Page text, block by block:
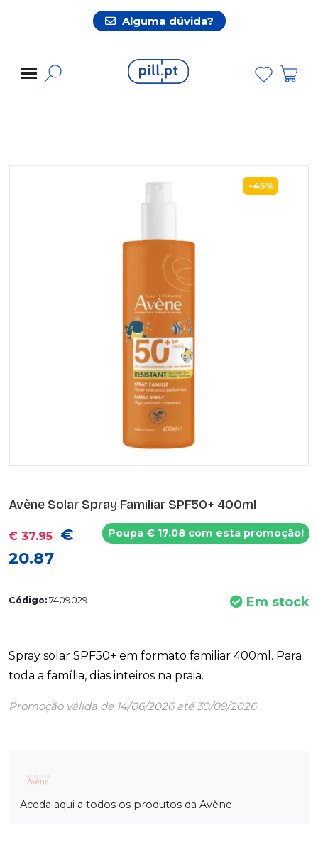
Alguma dúvida?
-45%
Avène Solar Spray Familiar SPF50+ 400ml
Poupa € 17.08 com esta promoção!
€ 37.95 €
20.87
Código: 7409029 Em stock
Spray solar SPF50+ em formato familiar 400ml. Para
toda a família, dias inteiros na praia.
Promoção válida de 14/06/2026 até 30/09/2026
Aceda aqui a todos os produtos da Avène